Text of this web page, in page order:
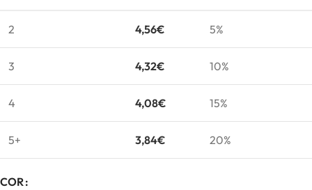
2 4,56€ 5%
3 4,32€ 10%
4 4,08€ 15%
5+ 3,84€ 20%
COR